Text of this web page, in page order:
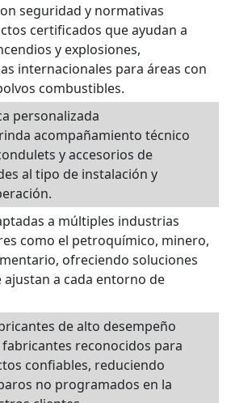
seguridad y normativas
certificados que ayudan a
y explosiones,
internacionales para áreas con
combustibles.
personalizada
acompañamiento técnico
y accesorios de
al tipo de instalación y
a múltiples industrias
como el petroquímico, minero,
ofreciendo soluciones
ajustan a cada entorno de
de alto desempeño
reconocidos para
confiables, reduciendo
no programados en la